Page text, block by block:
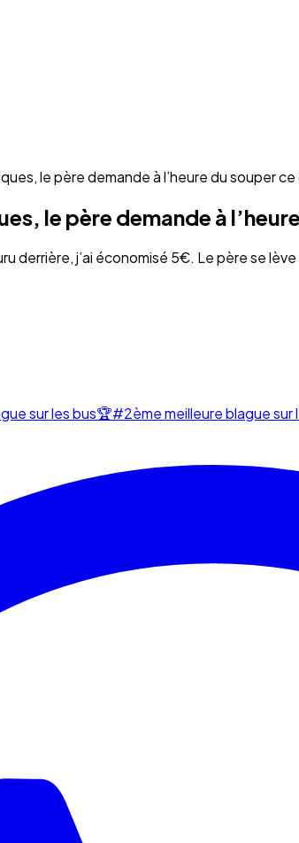
le père demande à l’heure du souper
le père demande à
derrière, j’ai économisé 5€. Le père se
sur les bus🏆#2ème meilleure blague sur